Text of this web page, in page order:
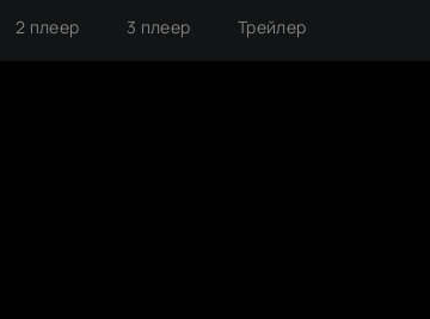
2 плеер 3 плеер Трейлер